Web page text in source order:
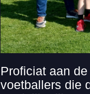
Proficiat aan
voetballers die